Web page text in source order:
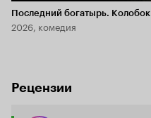
Последний богатырь. Колобок
2026, комедия
Рецензии